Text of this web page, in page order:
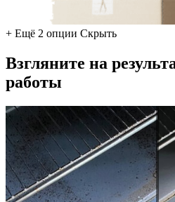
+ Ещё 2 опции Скрыть
Взгляните на
работы